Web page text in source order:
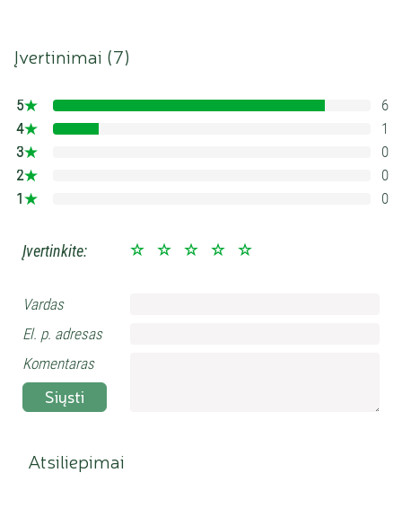
Įvertinimai (7)
5
4
3
2
1
6
1
0
0
0
Įvertinkite:
Vardas
El. p. adresas
Komentaras
Siųsti
Atsiliepimai